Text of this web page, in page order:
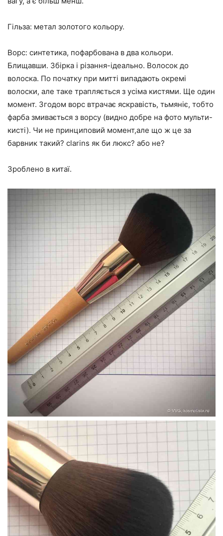
Гільза: метал золотого кольору.
Ворс: синтетика, пофарбована в два кольори.
Блищавши. Збірка і різання-ідеально. Волосок до
волоска. По початку при митті випадають окремі
волоски, але таке трапляється з усіма кистями. Ще один
момент. Згодом ворс втрачає яскравість, тьмяніє, тобто
фарба змивається з ворсу (видно добре на фото мульти-
кисті). Чи не принциповий момент,але що ж це за
барвник такий? clarins як би люкс? або не?
Зроблено в китаї.